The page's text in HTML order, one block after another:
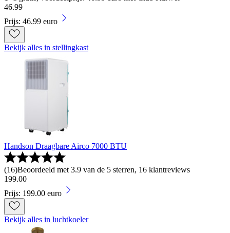
46.99
Prijs: 46.99 euro
Bekijk alles in stellingkast
Handson Draagbare Airco 7000 BTU
(16)Beoordeeld met 3.9 van de 5 sterren, 16 klantreviews
199.00
Prijs: 199.00 euro
Bekijk alles in luchtkoeler